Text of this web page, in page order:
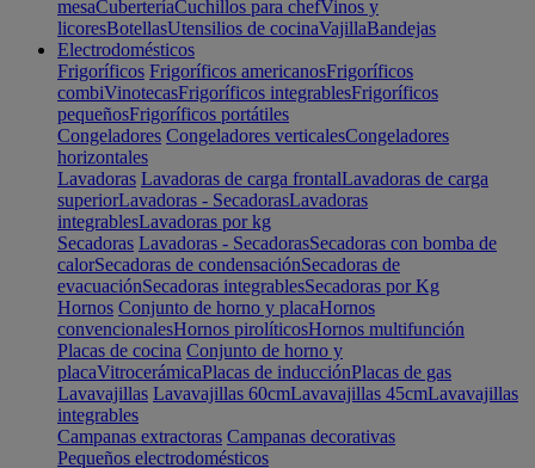
mesaCuberteríaCuchillos para chefVinos y
licoresBotellasUtensilios de cocinaVajillaBandejas
Electrodomésticos
Frigoríficos Frigoríficos americanosFrigoríficos
combiVinotecasFrigoríficos integrablesFrigoríficos
pequeñosFrigoríficos portátiles
Congeladores Congeladores verticalesCongeladores
horizontales
Lavadoras Lavadoras de carga frontalLavadoras de carga
superiorLavadoras - SecadorasLavadoras
integrablesLavadoras por kg
Secadoras Lavadoras - SecadorasSecadoras con bomba de
calorSecadoras de condensaciónSecadoras de
evacuaciónSecadoras integrablesSecadoras por Kg
Hornos Conjunto de horno y placaHornos
convencionalesHornos pirolíticosHornos multifunción
Placas de cocina Conjunto de horno y
placaVitrocerámicaPlacas de inducciónPlacas de gas
Lavavajillas Lavavajillas 60cmLavavajillas 45cmLavavajillas
integrables
Campanas extractoras Campanas decorativas
Pequeños electrodomésticos